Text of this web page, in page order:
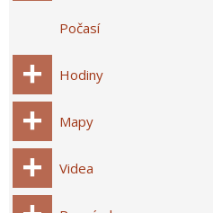
Počasí
Hodiny
Mapy
Videa